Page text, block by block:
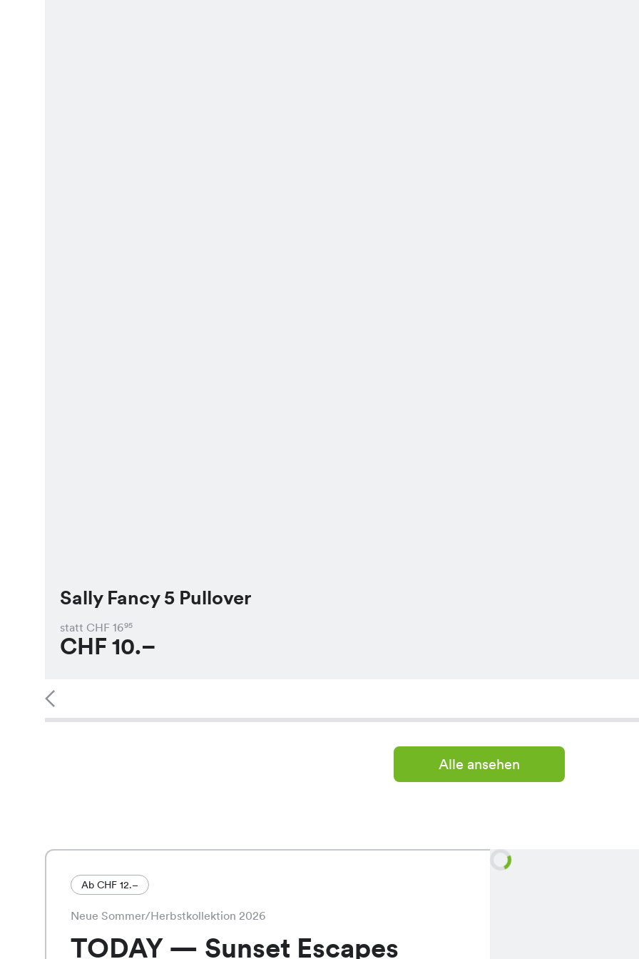
Sally Fancy 5 Pullover
statt CHF 1695
CHF 10.–
Alle ansehen
Ab CHF 12.–
Neue Sommer/Herbstkollektion 2026
TODAY — Sunset Escapes